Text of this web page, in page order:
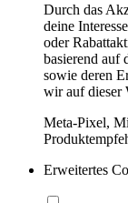
Durch das
deine
oder
basierend auf
sowie deren
wir auf dieser
Meta-Pixel,
Erweitertes